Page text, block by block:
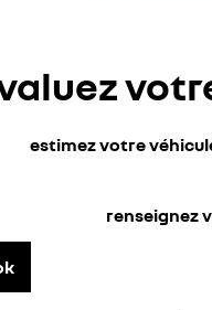
estimez votre
renseignez